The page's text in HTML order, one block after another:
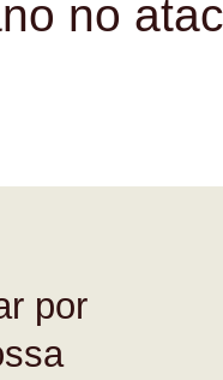
no
por